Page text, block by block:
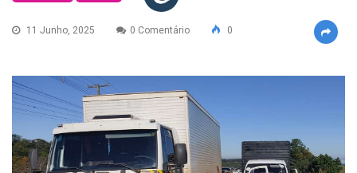
11 Junho, 2025 0 Comentário 0